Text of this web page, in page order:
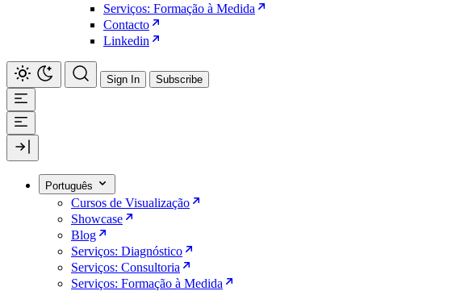
Serviços: Formação à Medida
Contacto
Linkedin
Sign In Subscribe
Português
Cursos de Visualização
Showcase
Blog
Serviços: Diagnóstico
Serviços: Consultoria
Serviços: Formação à Medida